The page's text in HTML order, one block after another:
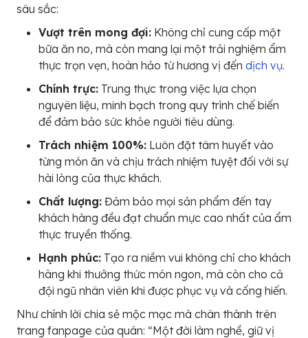
sâu sắc:
Vượt trên mong đợi: Không chỉ cung cấp một
bữa ăn no, mà còn mang lại một trải nghiệm ẩm
thực trọn vẹn, hoàn hảo từ hương vị đến dịch vụ.
Chính trực: Trung thực trong việc lựa chọn
nguyên liệu, minh bạch trong quy trình chế biến
để đảm bảo sức khỏe người tiêu dùng.
Trách nhiệm 100%: Luôn đặt tâm huyết vào
từng món ăn và chịu trách nhiệm tuyệt đối với sự
hài lòng của thực khách.
Chất lượng: Đảm bảo mọi sản phẩm đến tay
khách hàng đều đạt chuẩn mực cao nhất của ẩm
thực truyền thống.
Hạnh phúc: Tạo ra niềm vui không chỉ cho khách
hàng khi thưởng thức món ngon, mà còn cho cả
đội ngũ nhân viên khi được phục vụ và cống hiến.
Như chính lời chia sẻ mộc mạc mà chân thành trên
trang fanpage của quán: “Một đời làm nghề, giữ vị